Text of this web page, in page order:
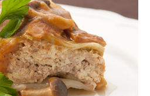
開
き
ま
す